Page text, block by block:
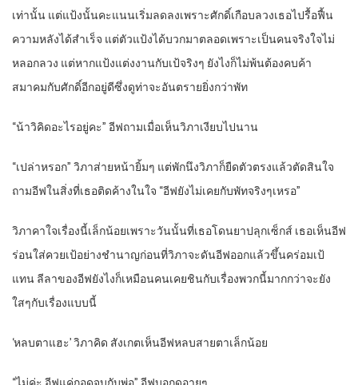
เท่านั้น แต่แป้งนั้นคะแนนเริ่มลดลงเพราะศักดิ์เกือบลวงเธอไปรื้อฟื้น
ความหลังได้สำเร็จ แต่ตัวแป้งได้บวกมาตลอดเพราะเป็นคนจริงใจไม่
หลอกลวง แต่หากแป้งแต่งงานกับเป้จริงๆ ยังไงก็ไม่พ้นต้องคบค้า
สมาคมกับศักดิ์อีกอยู่ดีซึ่งดูท่าจะอันตรายยิ่งกว่าพัท
“น้าวิคิดอะไรอยู่คะ” อีฟถามเมื่อเห็นวิภาเงียบไปนาน
“เปล่าหรอก” วิภาส่ายหน้ายิ้มๆ แต่พักนึงวิภาก็ยืดตัวตรงแล้วตัดสินใจ
ถามอีฟในสิ่งที่เธอติดค้างในใจ “อีฟยังไม่เคยกับพัทจริงๆเหรอ”
วิภาคาใจเรื่องนี้เล็กน้อยเพราะวันนั้นที่เธอโดนยาปลุกเซ็กส์ เธอเห็นอีฟ
ร่อนใส่ควยเป้อย่างชำนาญก่อนที่วิภาจะดันอีฟออกแล้วขึ้นคร่อมเป้
แทน ลีลาของอีฟยังไงก็เหมือนคนเคยชินกับเรื่องพวกนี้มากกว่าจะยัง
ใสๆกับเรื่องแบบนี้
‘หลบตาแฮะ’ วิภาคิด สังเกตเห็นอีฟหลบสายตาเล็กน้อย